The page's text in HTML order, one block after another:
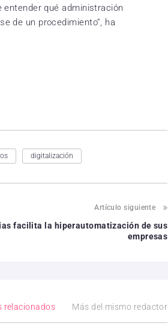
entender qué administración
de un procedimiento”, ha
digitalización
Artículo siguiente
facilita la hiperautomatización de sus
empresas
relacionados Más del mismo redactor